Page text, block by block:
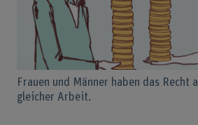
Frauen und Männer haben das Recht
gleicher Arbeit.